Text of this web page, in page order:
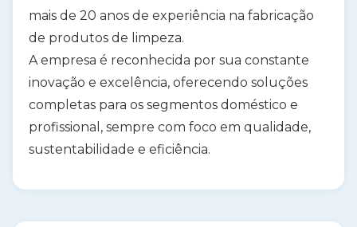
mais de 20 anos de experiência na fabricação
de produtos de limpeza.
A empresa é reconhecida por sua constante
inovação e excelência, oferecendo soluções
completas para os segmentos doméstico e
profissional , sempre com foco em qualidade,
sustentabilidade e eficiência.